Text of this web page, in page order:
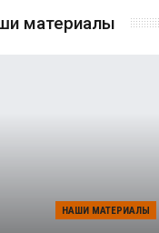
материалы
НАШИ МАТЕРИАЛЫ